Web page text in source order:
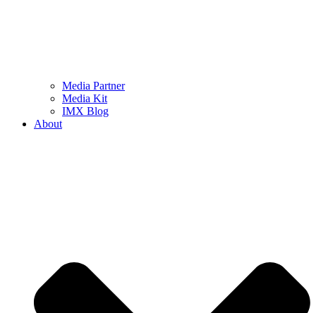
Media Partner
Media Kit
IMX Blog
About